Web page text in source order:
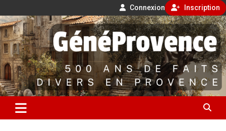
Connexion Inscription
Aller
au
contenu
GénéProvence
500 ans de faits divers en Provence